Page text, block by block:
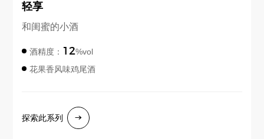
轻享
和闺蜜的小酒
酒精度： 12%vol
花果香风味鸡尾酒
探索此系列